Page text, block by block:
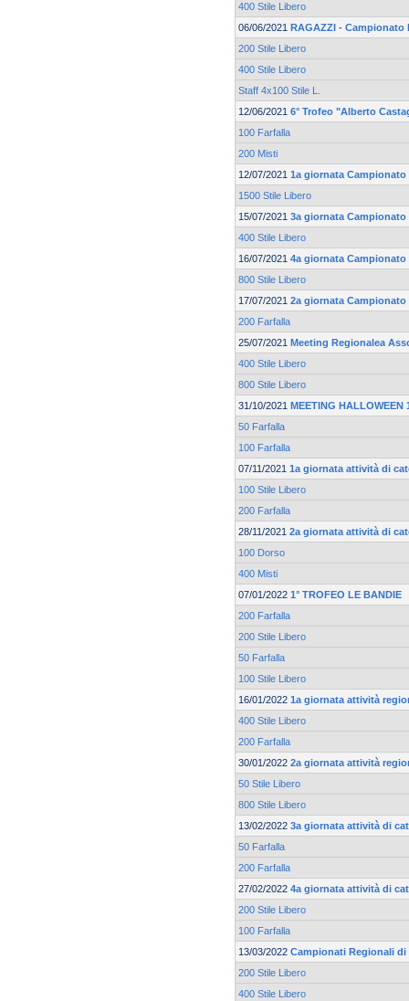
400 Stile Libero
06/06/2021 RAGAZZI - Campionato
200 Stile Libero
400 Stile Libero
Staff 4x100 Stile L.
12/06/2021 6° Trofeo "Alberto
100 Farfalla
200 Misti
12/07/2021 1a giornata
1500 Stile Libero
15/07/2021 3a giornata
400 Stile Libero
16/07/2021 4a giornata
800 Stile Libero
17/07/2021 2a giornata
200 Farfalla
25/07/2021 Meeting Regionalea
400 Stile Libero
800 Stile Libero
31/10/2021 MEETING HALLOWEEN
50 Farfalla
100 Farfalla
07/11/2021 1a giornata attività di
100 Stile Libero
200 Farfalla
28/11/2021 2a giornata attività di
100 Dorso
400 Misti
07/01/2022 1° TROFEO LE BANDIE
200 Farfalla
200 Stile Libero
50 Farfalla
100 Stile Libero
16/01/2022 1a giornata attività
400 Stile Libero
200 Farfalla
30/01/2022 2a giornata attività
50 Stile Libero
800 Stile Libero
13/02/2022 3a giornata attività di
50 Farfalla
200 Farfalla
27/02/2022 4a giornata attività di
200 Stile Libero
100 Farfalla
13/03/2022 Campionati Regionali
200 Stile Libero
400 Stile Libero